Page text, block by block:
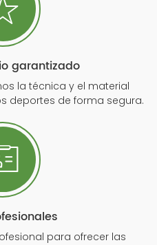
garantizado
la técnica y el material
deportes de forma segura.
para ofrecer las